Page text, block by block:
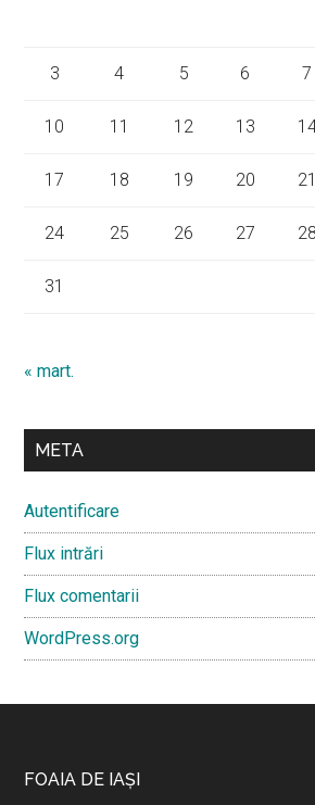
3 4 5 6 7
10 11 12 13
17 18 19 20 21
24 25 26 27 28
31
« mart.
META
Autentificare
Flux intrări
Flux comentarii
WordPress.org
Footer
FOAIA DE IAȘI